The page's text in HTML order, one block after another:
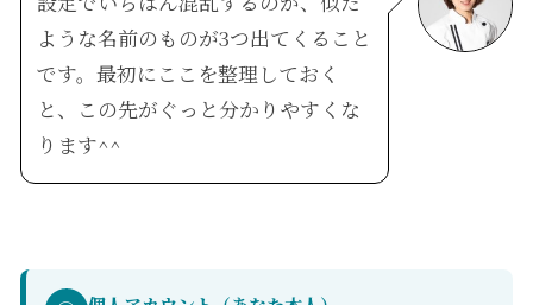
ような名前のものが3つ出てくること
です。最初にここを整理しておく
と、この先がぐっと分かりやすくな
ります^^